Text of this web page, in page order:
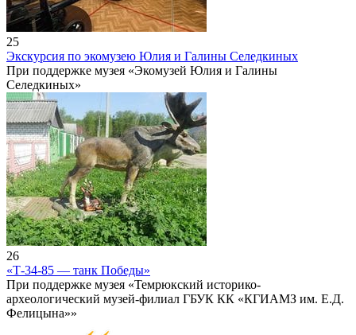
25
Экскурсия по экомузею Юлия и Галины Селедкиных
При поддержке музея «Экомузей Юлия и Галины
Селедкиных»
26
«Т-34-85 — танк Победы»
При поддержке музея «Темрюкский историко-
археологический музей-филиал ГБУК КК «КГИАМЗ им. Е.Д.
Фелицына»»